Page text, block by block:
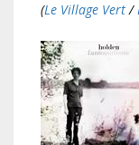
(Le Village Vert/